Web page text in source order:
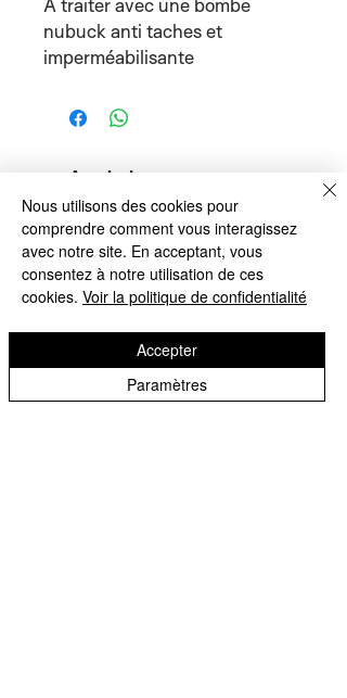
A traiter avec une bombe
nubuck anti taches et
imperméabilisante
Articles
similaires
Nous utilisons des cookies pour
comprendre comment vous interagissez
avec notre site. En acceptant, vous
consentez à notre utilisation de ces
cookies. Voir la politique de confidentialité
Paramètres
Accepter